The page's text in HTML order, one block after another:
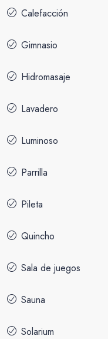
Calefacción
Gimnasio
Hidromasaje
Lavadero
Luminoso
Parrilla
Pileta
Quincho
Sala de juegos
Sauna
Solarium